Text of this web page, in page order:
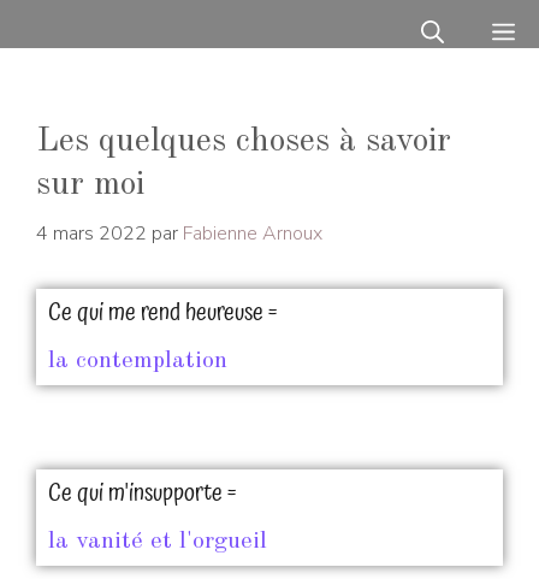
Les quelques choses à savoir
sur moi
4 mars 2022 par Fabienne Arnoux
Ce qui me rend heureuse =
la contemplation
Ce qui m'insupporte =
la vanité et l'orgueil